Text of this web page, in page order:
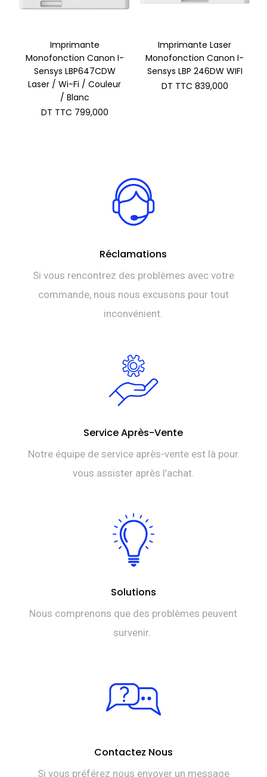
Imprimante
Monofonction Canon I-
Sensys LBP647CDW
Laser / Wi-Fi / Couleur
/ Blanc
DT TTC 799,000
Imprimante Laser
Monofonction Canon I-
Sensys LBP 246DW WIFI
DT TTC 839,000
Réclamations
Si vous rencontrez des problèmes avec votre
commande, nous nous excusons pour tout
inconvénient.
Service Après-Vente
Notre équipe de service après-vente est là pour
vous assister après l’achat.
Solutions
Nous comprenons que des problèmes peuvent
survenir.
Contactez Nous
Si vous préférez nous envoyer un message